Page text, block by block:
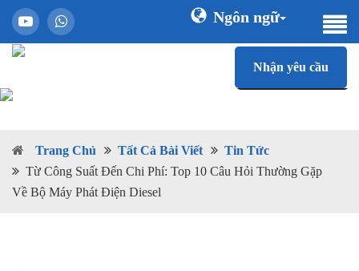
Ngôn ngữ
Nhận yêu cầu
Trang Chủ Tất Cả Bài Viết
Tin Tức
Từ Công Suất Đến Chi Phí: Top 10 Câu Hỏi Thường Gặp
Về Bộ Máy Phát Điện Diesel